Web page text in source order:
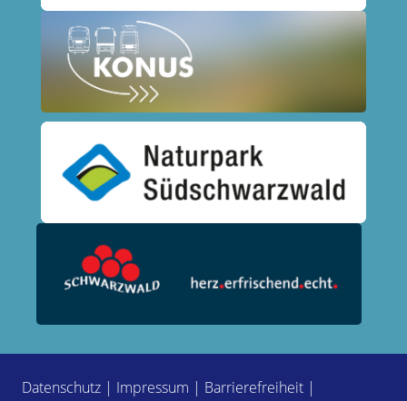
Datenschutz | Impressum | Barrierefreiheit |